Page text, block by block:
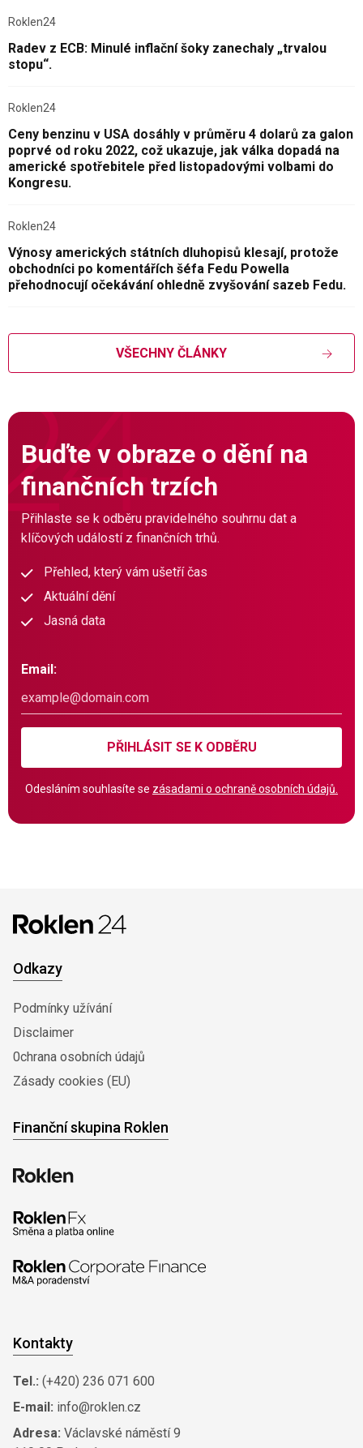
Roklen24
Radev z ECB: Minulé inflační šoky zanechaly „trvalou
stopu“.
Roklen24
Ceny benzinu v USA dosáhly v průměru 4 dolarů za galon
poprvé od roku 2022, což ukazuje, jak válka dopadá na
americké spotřebitele před listopadovými volbami do
Kongresu.
Roklen24
Výnosy amerických státních dluhopisů klesají, protože
obchodníci po komentářích šéfa Fedu Powella
přehodnocují očekávání ohledně zvyšování sazeb Fedu.
VŠECHNY ČLÁNKY
Buďte v obraze o dění na
finančních trzích
Přihlaste se k odběru pravidelného souhrnu dat a
klíčových událostí z finančních trhů.
Přehled, který vám ušetří čas
Aktuální dění
Jasná data
Email:
PŘIHLÁSIT SE K ODBĚRU
Odesláním souhlasíte se zásadami o ochraně osobních údajů.
Odkazy
Podmínky užívání
Disclaimer
0chrana osobních údajů
Zásady cookies (EU)
Finanční skupina Roklen
Kontakty
Tel.: (+420) 236 071 600
E-mail: info@roklen.cz
Adresa: Václavské náměstí 9